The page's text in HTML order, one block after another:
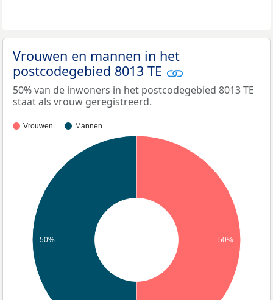
Vrouwen en mannen in het
postcodegebied 8013 TE
50% van de inwoners in het postcodegebied 8013 TE
staat als vrouw geregistreerd.
Vrouwen Mannen
50% 50%